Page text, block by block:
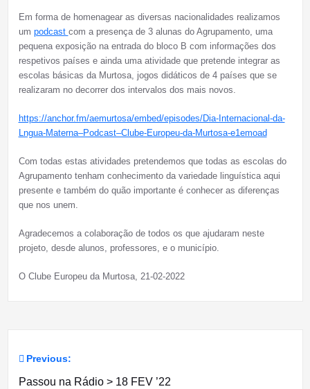
Em forma de homenagear as diversas nacionalidades realizamos
um podcast com a presença de 3 alunas do Agrupamento, uma
pequena exposição na entrada do bloco B com informações dos
respetivos países e ainda uma atividade que pretende integrar as
escolas básicas da Murtosa, jogos didáticos de 4 países que se
realizaram no decorrer dos intervalos dos mais novos.
https://anchor.fm/aemurtosa/embed/episodes/Dia-Internacional-da-
Lngua-Materna–Podcast–Clube-Europeu-da-Murtosa-e1emoad
Com todas estas atividades pretendemos que todas as escolas do
Agrupamento tenham conhecimento da variedade linguística aqui
presente e também do quão importante é conhecer as diferenças
que nos unem.
Agradecemos a colaboração de todos os que ajudaram neste
projeto, desde alunos, professores, e o município.
O Clube Europeu da Murtosa, 21-02-2022
Navegação
Previous:
Passou na Rádio > 18 FEV ’22